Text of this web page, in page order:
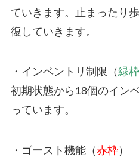
ていきます。止まったり
復していきます。
・インベントリ制限（緑枠
初期状態から18個のイン
っています。
・ゴースト機能（赤枠）